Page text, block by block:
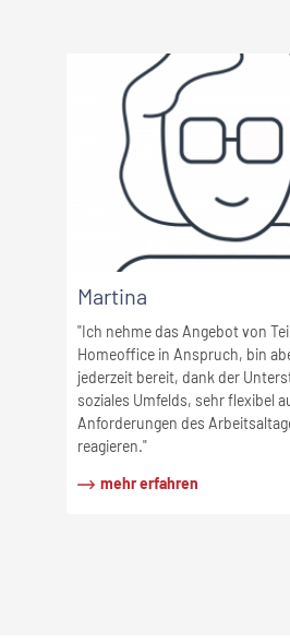
Martina
"Ich nehme das Angebot von
Homeoffice in Anspruch, bin
jederzeit bereit, dank der
soziales Umfelds, sehr flexibel
Anforderungen des
reagieren."
mehr erfahren